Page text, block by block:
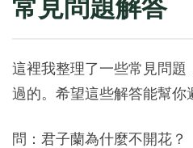
常見問題解答
這裡我整理了一些常見問題
過的。希望這些解答能幫你
問：君子蘭為什麼不開花？